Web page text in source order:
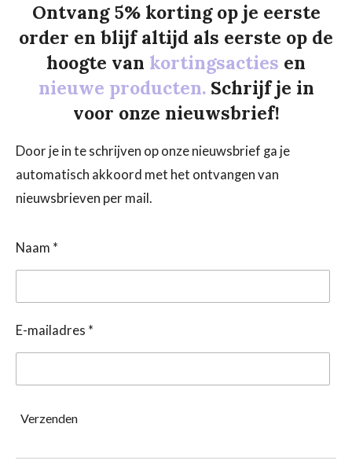
Ontvang 5% korting op je eerste
order en blijf altijd als eerste op de
hoogte van kortingsacties en
nieuwe producten. Schrijf je in
voor onze nieuwsbrief!
Door je in te schrijven op onze nieuwsbrief ga je
automatisch akkoord met het ontvangen van
nieuwsbrieven per mail.
Naam *
E-mailadres *
Verzenden